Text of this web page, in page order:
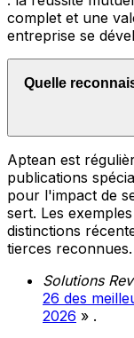
complet et une
entreprise se
Quelle
Aptean est
publications
pour l'impact de
sert. Les
distinctions
tierces reconnues.
Solutions
26 des
2026 » .